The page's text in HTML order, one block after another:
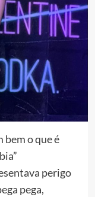
bem o que é
perigo
pega,